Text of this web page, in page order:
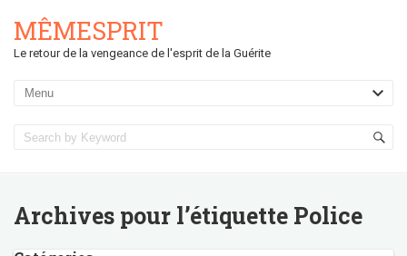
MÊMESPRIT
Le retour de la vengeance de l'esprit de la Guérite
Archives pour l’étiquette Police